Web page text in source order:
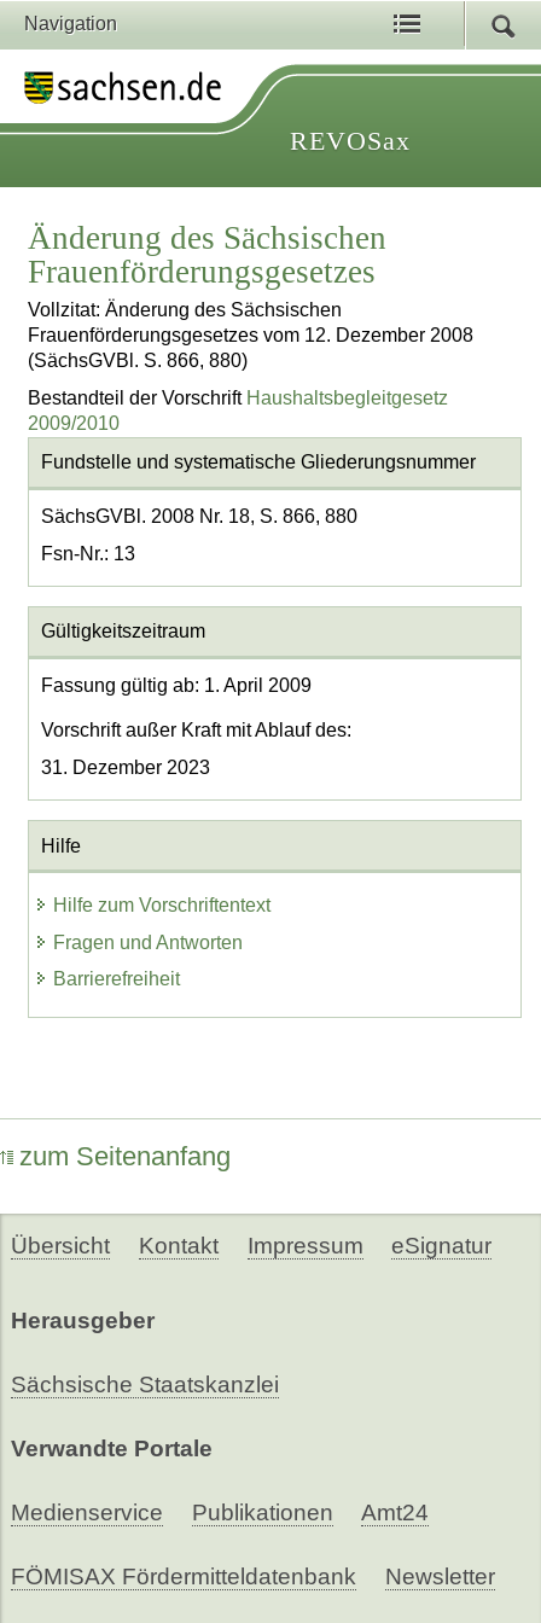
Navigation
REVOSax
Änderung des Sächsischen
Frauenförderungsgesetzes
Vollzitat: Änderung des Sächsischen
Frauenförderungsgesetzes vom 12. Dezember 2008
(SächsGVBl. S. 866, 880)
Bestandteil der Vorschrift Haushaltsbegleitgesetz
2009/2010
Fundstelle und systematische Gliederungsnummer
SächsGVBl. 2008 Nr. 18, S. 866, 880
Fsn-Nr.: 13
Gültigkeitszeitraum
Fassung gültig ab: 1. April 2009
Vorschrift außer Kraft mit Ablauf des:
31. Dezember 2023
Hilfe
Hilfe zum Vorschriftentext
Fragen und Antworten
Barrierefreiheit
zum Seitenanfang
Übersicht Kontakt Impressum eSignatur
Herausgeber
Sächsische Staatskanzlei
Verwandte Portale
Medienservice Publikationen Amt24
FÖMISAX Fördermitteldatenbank Newsletter